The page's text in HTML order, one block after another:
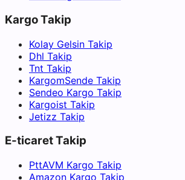
Kargo Takip
Kolay Gelsin Takip
Dhl Takip
Tnt Takip
KargomSende Takip
Sendeo Kargo Takip
Kargoist Takip
Jetizz Takip
E-ticaret Takip
PttAVM Kargo Takip
Amazon Kargo Takip